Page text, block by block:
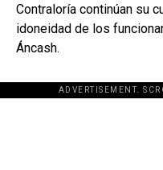
Contraloría continúan su
idoneidad de los
Áncash.
ADVERTISEMENT.